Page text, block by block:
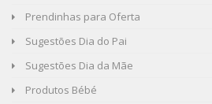
Prendinhas para Oferta
Sugestões Dia do Pai
Sugestões Dia da Mãe
Produtos Bébé